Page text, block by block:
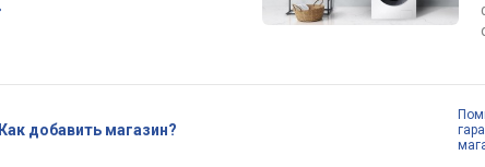
Как добавить магазин?